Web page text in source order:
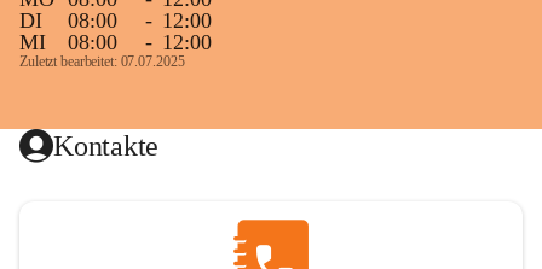
DI
08:00 - 12:00
MI
08:00 - 12:00
Zuletzt bearbeitet: 07.07.2025
Kontakte